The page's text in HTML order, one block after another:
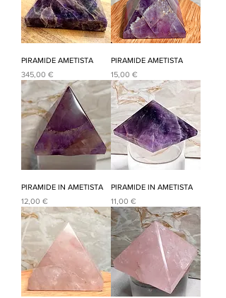
PIRAMIDE AMETISTA
Prezzo
345,00 €
PIRAMIDE AMETISTA
Prezzo
15,00 €
PIRAMIDE IN AMETISTA
Prezzo
12,00 €
PIRAMIDE IN AMETISTA
Prezzo
11,00 €